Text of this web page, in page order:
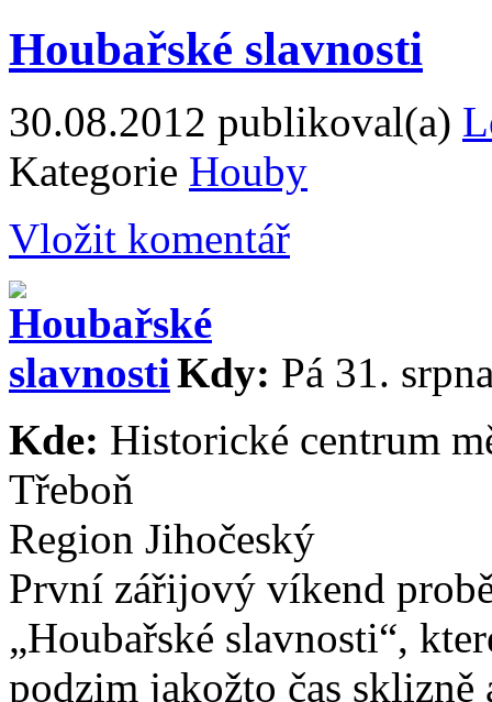
Houbařské slavnosti
30.08.2012 publikoval(a)
Kategorie Houby
Vložit komentář
Kdy: Pá 31.
Kde: Historické centrum
Třeboň
Region Jihočeský
První zářijový víkend
„Houbařské slavnosti“,
podzim jakožto čas